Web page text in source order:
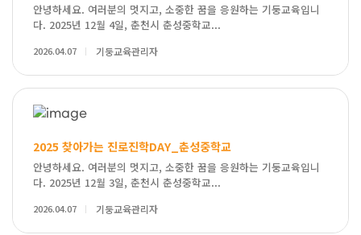
안녕하세요. 여러분의 멋지고, 소중한 꿈을 응원하는 기둥교육입니
다. 2025년 12월 4일, 춘천시 춘성중학교...
2026.04.07 기둥교육관리자
2025 찾아가는 진로진학DAY_춘성중학교
안녕하세요. 여러분의 멋지고, 소중한 꿈을 응원하는 기둥교육입니
다. 2025년 12월 3일, 춘천시 춘성중학교...
2026.04.07 기둥교육관리자